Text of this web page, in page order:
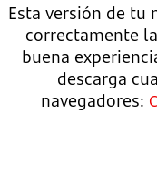
Esta versión de tu
correctamente
buena
descarga
navegadores: